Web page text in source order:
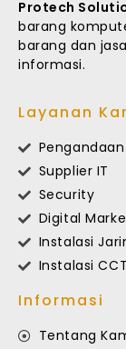
Protech
barang
barang dan
informasi.
Layanan
Pengandaan
Supplier IT
Security
Digital
Instalasi
Instalasi
Informasi
Tentang